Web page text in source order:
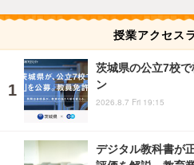
授業アクセス
茨城県の公立7校
ン
2026.8.7 Fri 19:15
デジタル教科書が